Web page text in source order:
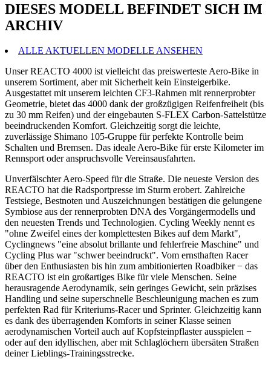
DIESES MODELL BEFINDET SICH IM
ARCHIV
ALLE AKTUELLEN MODELLE ANSEHEN
Unser REACTO 4000 ist vielleicht das preiswerteste Aero-Bike in
unserem Sortiment, aber mit Sicherheit kein Einsteigerbike.
Ausgestattet mit unserem leichten CF3-Rahmen mit rennerprobter
Geometrie, bietet das 4000 dank der großzügigen Reifenfreiheit (bis
zu 30 mm Reifen) und der eingebauten S-FLEX Carbon-Sattelstütze
beeindruckenden Komfort. Gleichzeitig sorgt die leichte,
zuverlässige Shimano 105-Gruppe für perfekte Kontrolle beim
Schalten und Bremsen. Das ideale Aero-Bike für erste Kilometer im
Rennsport oder anspruchsvolle Vereinsausfahrten.
Unverfälschter Aero-Speed für die Straße. Die neueste Version des
REACTO hat die Radsportpresse im Sturm erobert. Zahlreiche
Testsiege, Bestnoten und Auszeichnungen bestätigen die gelungene
Symbiose aus der rennerprobten DNA des Vorgängermodells und
den neuesten Trends und Technologien. Cycling Weekly nennt es
"ohne Zweifel eines der komplettesten Bikes auf dem Markt",
Cyclingnews "eine absolut brillante und fehlerfreie Maschine" und
Cycling Plus war "schwer beeindruckt". Vom ernsthaften Racer
über den Enthusiasten bis hin zum ambitionierten Roadbiker − das
REACTO ist ein großartiges Bike für viele Menschen. Seine
herausragende Aerodynamik, sein geringes Gewicht, sein präzises
Handling und seine superschnelle Beschleunigung machen es zum
perfekten Rad für Kriteriums-Racer und Sprinter. Gleichzeitig kann
es dank des überragenden Komforts in seiner Klasse seinen
aerodynamischen Vorteil auch auf Kopfsteinpflaster ausspielen −
oder auf den idyllischen, aber mit Schlaglöchern übersäten Straßen
deiner Lieblings-Trainingsstrecke.